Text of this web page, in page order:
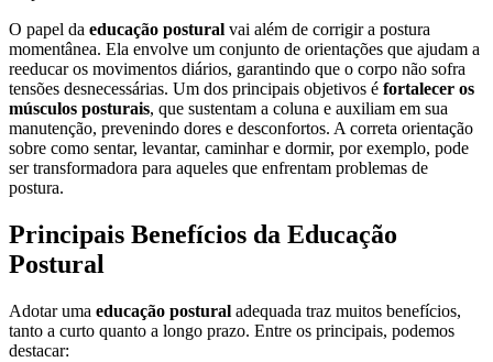
O papel da educação postural vai além de corrigir a postura
momentânea. Ela envolve um conjunto de orientações que ajudam a
reeducar os movimentos diários, garantindo que o corpo não sofra
tensões desnecessárias. Um dos principais objetivos é fortalecer os
músculos posturais, que sustentam a coluna e auxiliam em sua
manutenção, prevenindo dores e desconfortos. A correta orientação
sobre como sentar, levantar, caminhar e dormir, por exemplo, pode
ser transformadora para aqueles que enfrentam problemas de
postura.
Principais Benefícios da Educação
Postural
Adotar uma educação postural adequada traz muitos benefícios,
tanto a curto quanto a longo prazo. Entre os principais, podemos
destacar: